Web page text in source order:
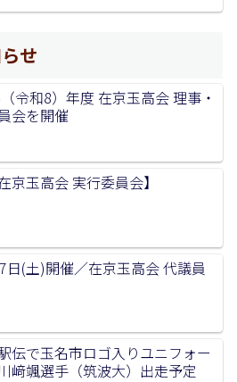
せ
令和8）年度 在京玉高会 理事・
会を開催
京玉高会 実行委員会】
日(土)開催／在京玉高会 代議員
伝で玉名市ロゴ入りユニフォー
﨑颯選手（筑波大）出走予定